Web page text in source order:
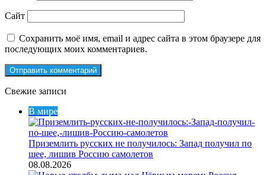
Сайт
Сохранить моё имя, email и адрес сайта в этом браузере для
последующих моих комментариев.
Свежие записи
В мире
Приземлить русских не получилось: Запад получил по
шее, лишив Россию самолетов
08.08.2026